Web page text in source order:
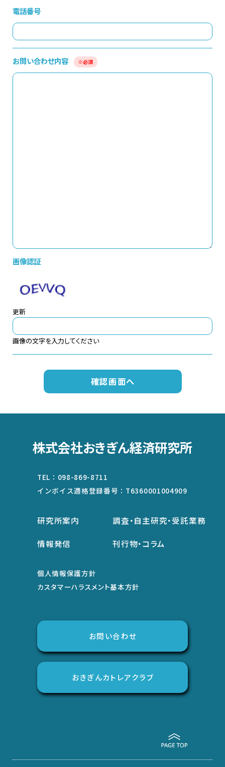
電話番号
お問い合わせ内容 ※必須
画像認証
更新
画像の文字を入力してください
株式会社おきぎん経済研究所
TEL： 098-869-8711
インボイス適格登録番号： T6360001004909
研究所案内
情報発信
調査・自主研究・受託業務
刊行物・コラム
個人情報保護方針
カスタマーハラスメント基本方針
お問い合わせ
おきぎんカトレアクラブ